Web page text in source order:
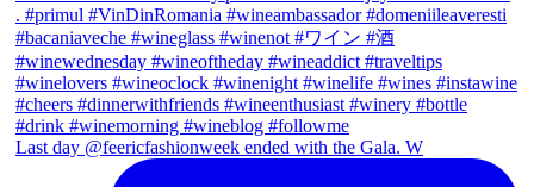
Last day @feericfashionweek ended with the Gala. W